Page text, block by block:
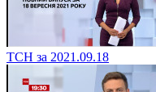
ТСН за 2021.09.18